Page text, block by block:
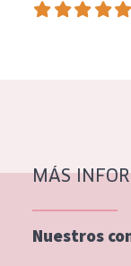
Lift+
Piel normal y
Piel mixata o
Piel madura
MÁS
Nuestros